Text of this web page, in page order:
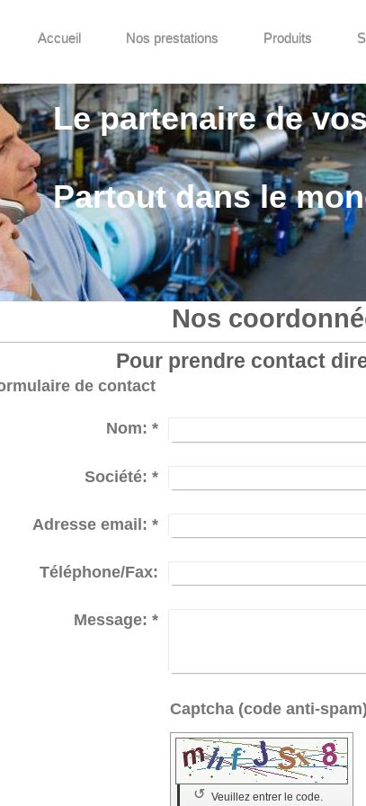
Accueil Nos prestations Produits
Le partenaire de
Partout dans le
Nos
Pour prendre contact
de contact
Nom: *
Société: *
Adresse email: *
Téléphone/Fax:
Message: *
Veuillez entrer le code.
↺